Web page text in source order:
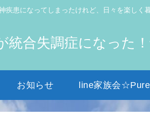
疾患になってしまったけれど、日々を楽しく
統合失調症になった
お知らせ